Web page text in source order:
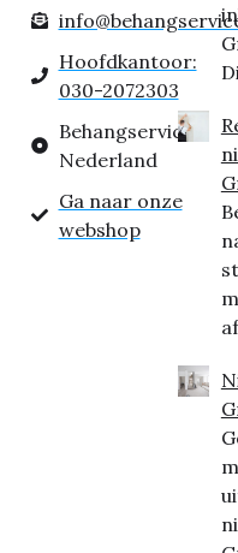
Hoofdkantoor:
030-2072303
Behangservice
Nederland
Ga naar onze
webshop